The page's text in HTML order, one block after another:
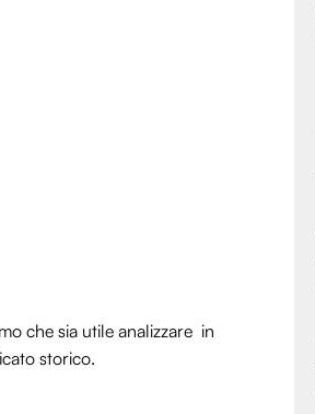
che sia utile analizzare in
storico.